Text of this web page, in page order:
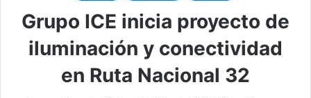
Grupo ICE inicia proyecto de
iluminación y conectividad
en Ruta Nacional 32